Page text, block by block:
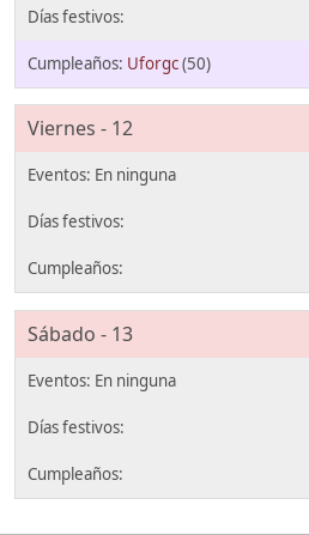
Uforgc(50)
Viernes - 12
Sábado - 13